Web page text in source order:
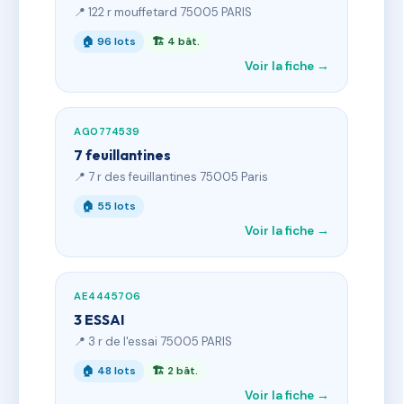
📍 122 r mouffetard 75005 PARIS
🏠 96 lots 🏗 4 bât.
Voir la fiche →
AG0774539
7 feuillantines
📍 7 r des feuillantines 75005 Paris
🏠 55 lots
Voir la fiche →
AE4445706
3 ESSAI
📍 3 r de l'essai 75005 PARIS
🏠 48 lots 🏗 2 bât.
Voir la fiche →